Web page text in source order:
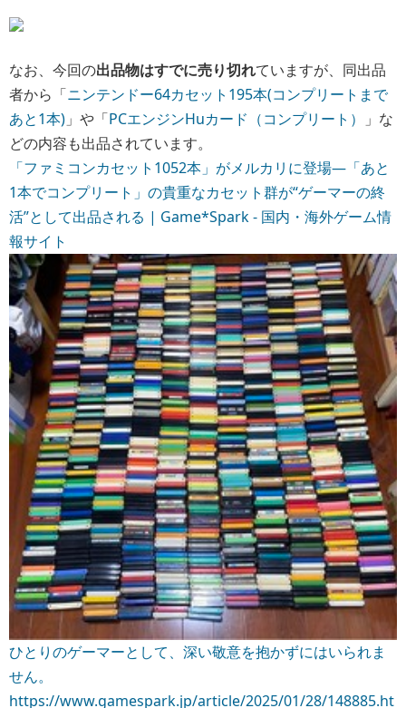
活”として出品される | Game*Spark - 国内・海外ゲーム情
報サイト
ひとりのゲーマーとして、深い敬意を抱かずにはいられま
せん。
https://www.gamespark.jp/article/2025/01/28/148885.ht
ml続きを読む »
1位―アヒルが主役のタルコフ系アクションシ
ューター『Escape from Duckov』体験版公開
デベロッパーTeam Sodaはトップダウン視点のタルコフ系
アクションシューター『Escape from Duckov（エスケー